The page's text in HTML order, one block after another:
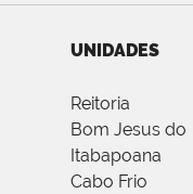
UNIDADES
Reitoria
Bom Jesus do
Itabapoana
Cabo Frio